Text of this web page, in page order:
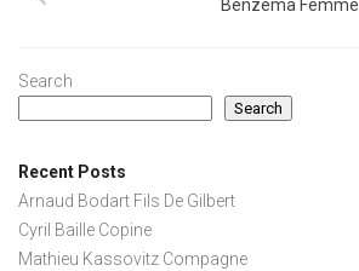
Benzema Femme
Search
Search
Recent Posts
Arnaud Bodart Fils De Gilbert
Cyril Baille Copine
Mathieu Kassovitz Compagne